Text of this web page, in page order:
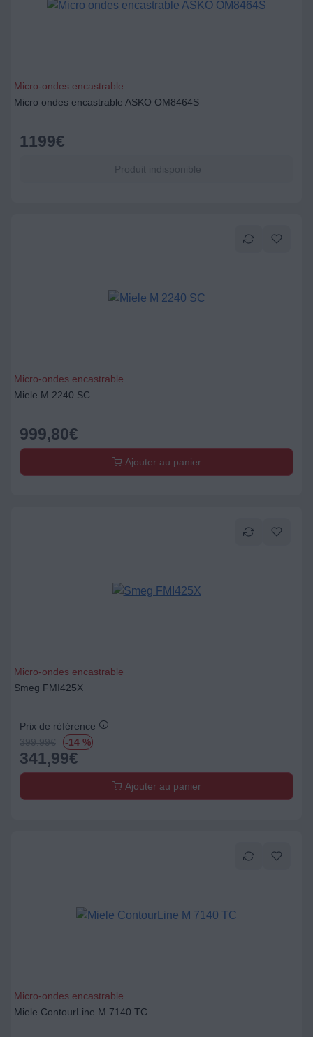
Micro-ondes encastrable
Micro ondes encastrable ASKO OM8464S
1199€
Produit indisponible
Micro-ondes encastrable
Miele M 2240 SC
999,80€
Ajouter au panier
Micro-ondes encastrable
Smeg FMI425X
Prix de référence
399.99€ -14 %
341,99€
Ajouter au panier
Micro-ondes encastrable
Miele ContourLine M 7140 TC